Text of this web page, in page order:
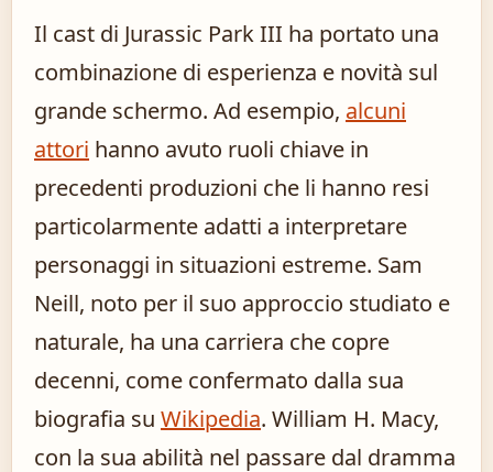
Il cast di Jurassic Park III ha portato una
combinazione di esperienza e novità sul
grande schermo. Ad esempio, alcuni
attori hanno avuto ruoli chiave in
precedenti produzioni che li hanno resi
particolarmente adatti a interpretare
personaggi in situazioni estreme. Sam
Neill, noto per il suo approccio studiato e
naturale, ha una carriera che copre
decenni, come confermato dalla sua
biografia su Wikipedia. William H. Macy,
con la sua abilità nel passare dal dramma